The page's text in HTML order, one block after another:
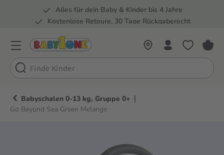
Zur Hauptnavigation springen
Alles für dein Baby & Kinder bis 4 Jahre
Kostenlose Retoure, 30 Tage Rückgaberecht
Babyschalen 0-13 kg, Gruppe 0+ |
Go Beyond Sea Green Melange